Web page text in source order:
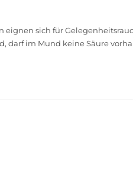
sich für
im Mund keine Säure